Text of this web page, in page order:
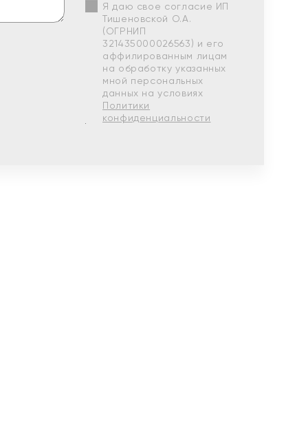
Я даю свое согласие ИП
Тишеновской О.А.
(ОГРНИП
321435000026563) и его
аффилированным лицам
на обработку указанных
мной персональных
данных на условиях
Политики
конфиденциальности